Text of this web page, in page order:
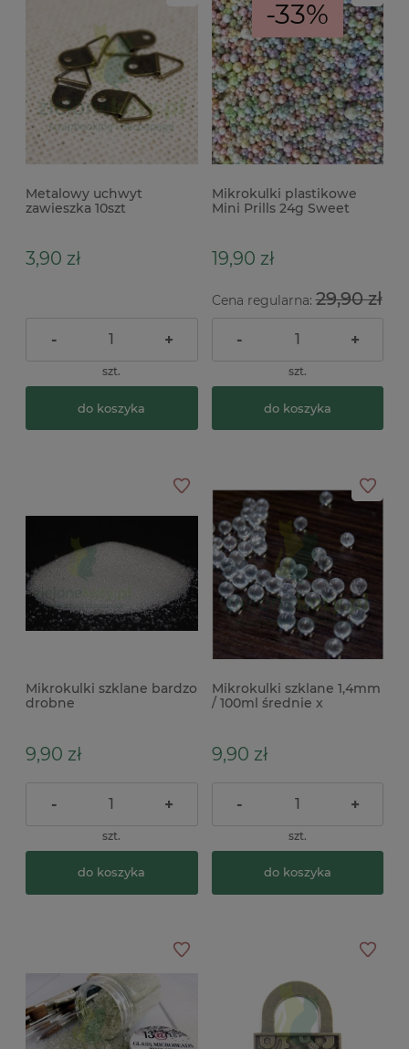
Metalowy uchwyt
zawieszka 10szt
3,90 zł
- +
szt.
do koszyka
-33%
Mikrokulki plastikowe
Mini Prills 24g Sweet
19,90 zł
Cena regularna:29,90 zł
- +
szt.
do koszyka
Mikrokulki szklane bardzo
drobne
9,90 zł
- +
szt.
do koszyka
Mikrokulki szklane 1,4mm
/ 100ml średnie x
9,90 zł
- +
szt.
do koszyka